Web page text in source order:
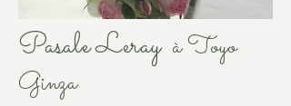
Pasale Lerayà Toyo
Ginza